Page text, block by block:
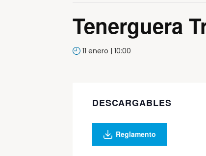
Tenerguera
11 enero | 10:00
DESCARGABLES
Reglamento